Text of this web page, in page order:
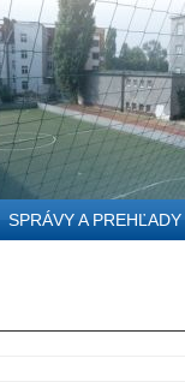
SPRÁVY A PREHĽADY